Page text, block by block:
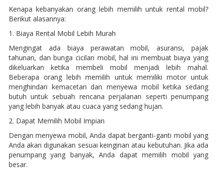
Kenapa kebanyakan orang lebih memilih untuk rental mobil?
Berikut alasannya:
1. Biaya Rental Mobil Lebih Murah
Mengingat ada biaya perawatan mobil, asuransi, pajak
tahunan, dan bunga cicilan mobil, hal ini membuat biaya yang
dikeluarkan ketika membeli mobil menjadi lebih mahal.
Beberapa orang lebih memilih untuk memiliki motor untuk
menghindari kemacetan dan menyewa mobil ketika sedang
butuh untuk sebuah rencana perjalanan seperti penumpang
yang lebih banyak atau cuaca yang sedang hujan.
2. Dapat Memilih Mobil Impian
Dengan menyewa mobil, Anda dapat berganti-ganti mobil yang
Anda akan digunakan sesuai keinginan atau kebutuhan. Jika ada
penumpang yang banyak, Anda dapat memilih mobil yang
besar.